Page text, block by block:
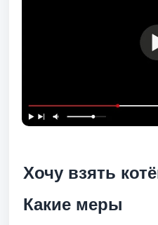
Хочу взять
Какие меры